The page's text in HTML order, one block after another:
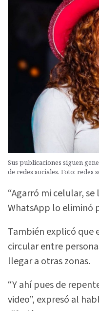
Sus publicaciones siguen
de redes sociales. Foto: redes
“Agarró mi celular,
WhatsApp lo eliminó
También explicó que
circular entre
llegar a otras zonas.
“Y ahí pues de
video”, expresó al